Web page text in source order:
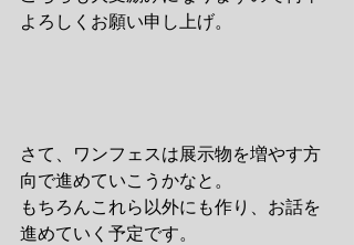
よろしくお願い申し上げ。
さて、ワンフェスは展示物を増やす方
向で進めていこうかなと。
もちろんこれら以外にも作り、お話を
進めていく予定です。